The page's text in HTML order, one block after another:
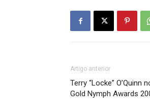
Artigo anterior
Terry “Locke” O’Quinn
Gold Nymph Awards